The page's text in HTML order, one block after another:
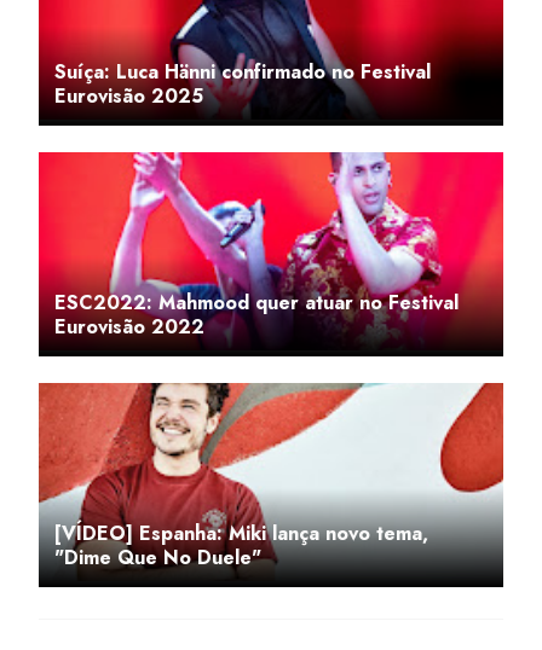
Suíça: Luca Hänni confirmado no Festival
Eurovisão 2025
ESC2022: Mahmood quer atuar no Festival
Eurovisão 2022
[VÍDEO] Espanha: Miki lança novo tema,
"Dime Que No Duele"